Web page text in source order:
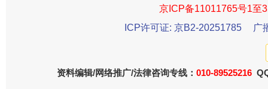
生
京ICP备11011765号1至
ICP许可证: 京B2-20251785
广
资料编辑/网络推广/法律咨询专线： 010-89525216